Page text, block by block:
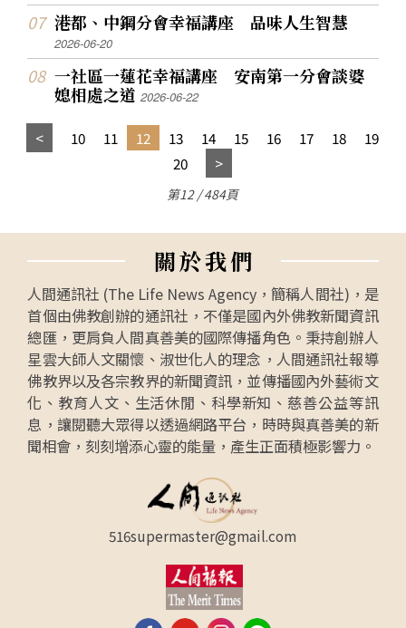
港都、中鋼分會幸福講座 品味人生智慧
2026-06-20
一社區一蓮花幸福講座 安南第一分會談婆
媳相處之道2026-06-22
10 11 12 13 14 15 16 17 18
19
20
第12 / 484頁
關於我們
人間通訊社 (The Life News Agency，簡稱人間社)，是
首個由佛教創辦的通訊社，不僅是國內外佛教新聞資訊
總匯，更肩負人間真善美的國際傳播角色。秉持創辦人
星雲大師人文關懷、淑世化人的理念，人間通訊社報導
佛教界以及各宗教界的新聞資訊，並傳播國內外藝術文
化、教育人文、生活休閒、科學新知、慈善公益等訊
息，讓閱聽大眾得以透過網路平台，時時與真善美的新
聞相會，刻刻增添心靈的能量，產生正面積極影響力。
516supermaster@gmail.com